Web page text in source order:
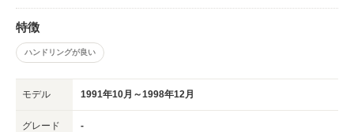
特徴
ハンドリングが良い
モデル 1991年10月～1998年12月
グレード -